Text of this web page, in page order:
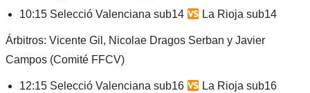
10:15 Selecció Valenciana sub14 La Rioja sub14
Árbitros: Vicente Gil, Nicolae Dragos Serban y Javier
Campos (Comité FFCV)
12:15 Selecció Valenciana sub16 La Rioja sub16